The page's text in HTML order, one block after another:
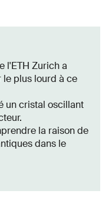
l'ETH Zurich a
plus lourd à ce
un cristal oscillant
la raison de
dans le